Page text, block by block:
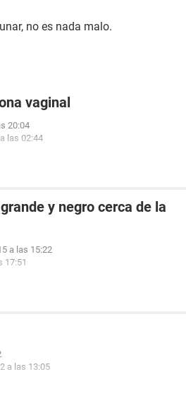
no es nada malo.
vaginal
20:04
las 02:44
y negro cerca de la
a las 15:22
17:51
a las 13:05